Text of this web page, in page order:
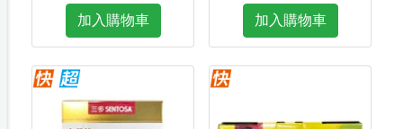
加入購物車 加入購物車